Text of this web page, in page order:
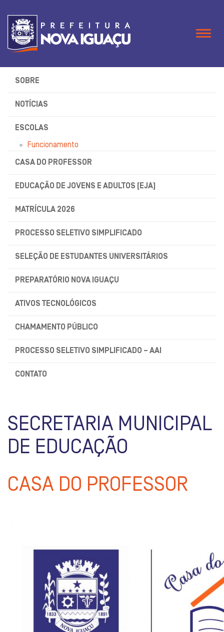
SOBRE
NOTÍCIAS
ESCOLAS
Funcionamento
CASA DO PROFESSOR
EDUCAÇÃO DE JOVENS E ADULTOS (EJA)
MATRÍCULA 2026
PROCESSO SELETIVO SIMPLIFICADO
SELEÇÃO DE ESTUDANTES UNIVERSITÁRIOS
PREPARATÓRIO NOVA IGUAÇU
ATIVOS TECNOLÓGICOS
CHAMAMENTO PÚBLICO
PROCESSO SELETIVO SIMPLIFICADO – AAI
CONTATO
SECRETARIA MUNICIPAL
DE EDUCAÇÃO
CASA DO PROFESSOR